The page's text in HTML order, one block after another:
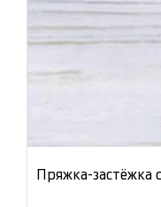
Пряжка-застёжка